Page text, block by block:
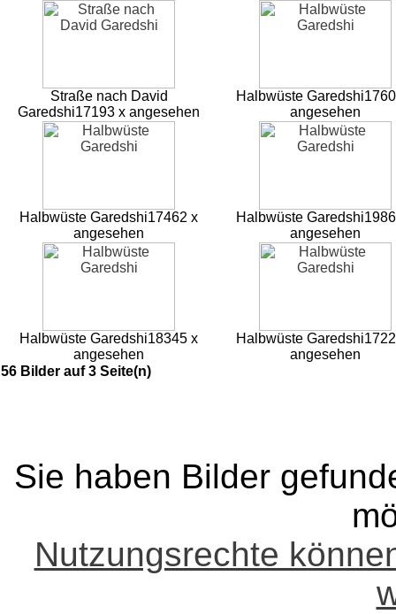
Straße nach David
Garedshi17193 x angesehen
Halbwüste Garedshi
angesehen
Halbwüste Garedshi17462 x
angesehen
Halbwüste Garedshi
angesehen
Halbwüste Garedshi18345 x
angesehen
Halbwüste Garedshi
angesehen
56 Bilder auf 3 Seite(n)
Sie haben Bilder
Nutzungsrechte